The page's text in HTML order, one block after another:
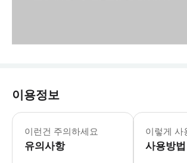
이용정보
이런건 주의하세요
유의사항
🙋‍♀️ 여기서 잠
이렇게 사
사용방법